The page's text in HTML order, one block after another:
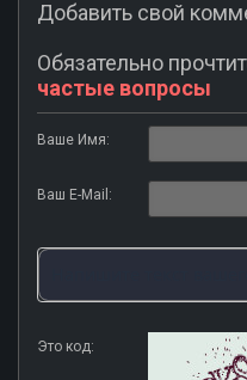
Добавить свой
Обязательно
частые вопросы
Ваше Имя:
Ваш E-Mail:
Это код: